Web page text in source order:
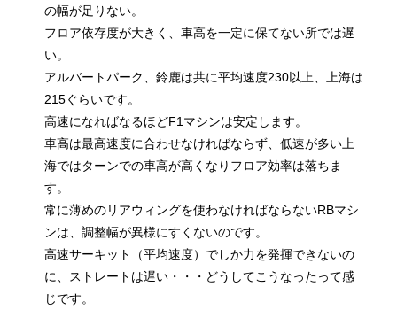
の幅が足りない。
フロア依存度が大きく、車高を一定に保てない所では遅
い。
アルバートパーク、鈴鹿は共に平均速度230以上、上海は
215ぐらいです。
高速になればなるほどF1マシンは安定します。
車高は最高速度に合わせなければならず、低速が多い上
海ではターンでの車高が高くなりフロア効率は落ちま
す。
常に薄めのリアウィングを使わなければならないRBマシ
ンは、調整幅が異様にすくないのです。
高速サーキット（平均速度）でしか力を発揮できないの
に、ストレートは遅い・・・どうしてこうなったって感
じです。